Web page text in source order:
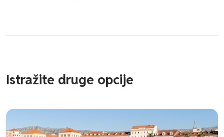
Istražite druge opcije